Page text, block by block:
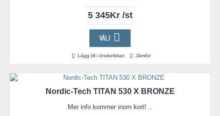
5 345Kr /st
VÄLJ
Lägg till i önskelistan Jämför
Nordic-Tech TITAN 530 X BRONZE
Mer info kommer inom kort! ..